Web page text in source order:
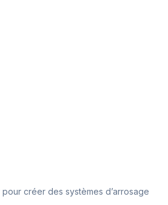
créer des systèmes d’arrosage